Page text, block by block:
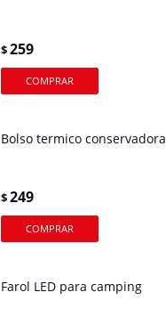
$259
Bolso termico conservadora
$249
Farol LED para camping